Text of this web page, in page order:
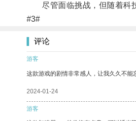
尽管面临挑战，但随着科技
#3#
评论
游客
这款游戏的剧情非常感人，让我久久不能
2024-01-24
游客